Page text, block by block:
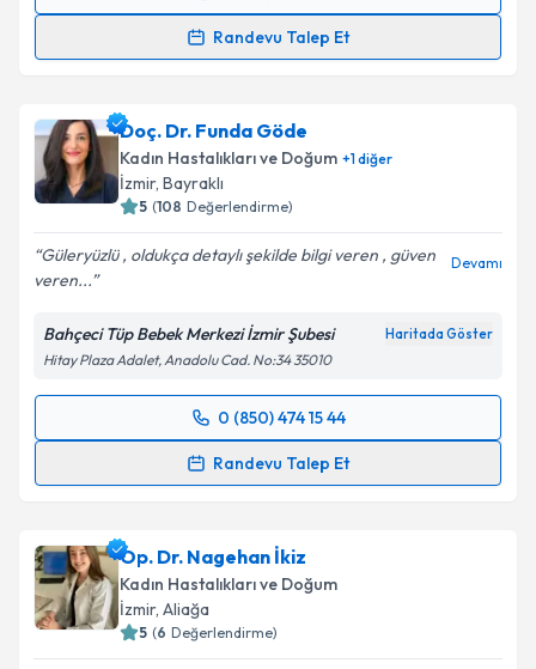
Randevu Talep Et
takvim hazırlandığında e-posta ile bilgilendireceğiz.
E-posta Adresiniz
'ni okudum ve kişisel verilerimin belirtilen
kapsamda işlenmesini kabul ediyorum.
Takvim Talebini Gönder
Doç. Dr. Funda Göde
Kadın Hastalıkları ve Doğum +1diğer
İzmir, Bayraklı
5 (108 Değerlendirme)
Güleryüzlü , oldukça detaylı şekilde bilgi veren , güven
veren...
Devamı
Bahçeci Tüp Bebek Merkezi İzmir Şubesi Haritada Göster
Hitay Plaza Adalet, Anadolu Cad. No:34 35010
0 (850) 474 15 44
Randevu Talep Et
Randevu Takvimi Talebi
takvim hazırlandığında e-posta ile bilgilendireceğiz.
E-posta Adresiniz
Op. Dr. Nagehan İkiz
Kadın Hastalıkları ve Doğum
İzmir, Aliağa
5 (6 Değerlendirme)